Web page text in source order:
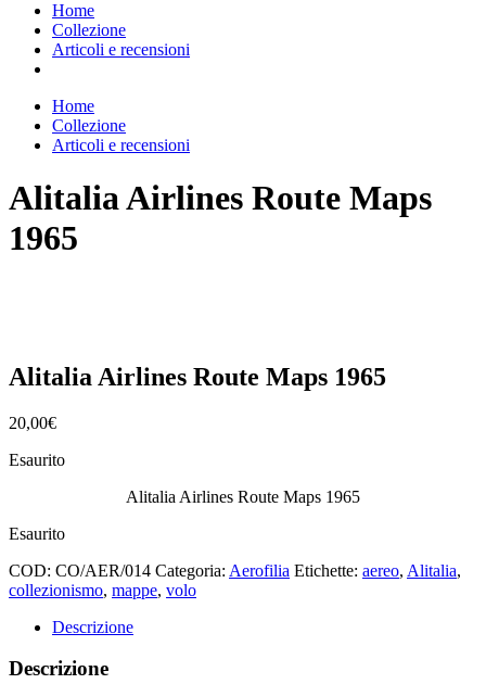
Home
Collezione
Articoli e recensioni
Home
Collezione
Articoli e recensioni
Alitalia Airlines Route Maps
1965
Alitalia Airlines Route Maps 1965
20,00€
Esaurito
Alitalia Airlines Route Maps 1965
Esaurito
COD: CO/AER/014 Categoria: Aerofilia Etichette: aereo, Alitalia,
collezionismo, mappe, volo
Descrizione
Descrizione